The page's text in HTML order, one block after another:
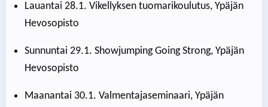
Lauantai 28.1. Vikellyksen tuomarikoulutus, Ypäjän
Hevosopisto
Sunnuntai 29.1. Showjumping Going Strong, Ypäjän
Hevosopisto
Maanantai 30.1. Valmentajaseminaari, Ypäjän